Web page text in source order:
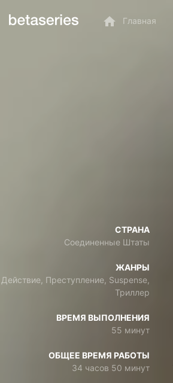
Главная
СТРАНА
Соединенные Штаты
ЖАНРЫ
Действие, Преступление, Suspense,
Триллер
ВРЕМЯ ВЫПОЛНЕНИЯ
55 минут
ОБЩЕЕ ВРЕМЯ РАБОТЫ
34 часов 50 минут